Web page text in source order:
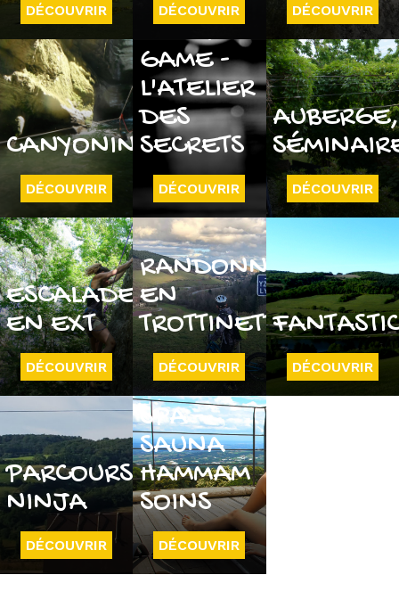
DÉCOUVRIR DÉCOUVRIR DÉCOUVRIR
CANYONING
DÉCOUVRIR
ESCAPE
GAME -
L'ATELIER
DES
SECRETS
DÉCOUVRIR
AUBERGE,
DÉCOUVRIR
ESCALADE
EN EXT
DÉCOUVRIR
RANDONNÉE
EN
TROTTINETTE
DÉCOUVRIR DÉCOUVRIR
PARCOURS
NINJA
DÉCOUVRIR
SPA -
SAUNA
HAMMAM
SOINS
DÉCOUVRIR